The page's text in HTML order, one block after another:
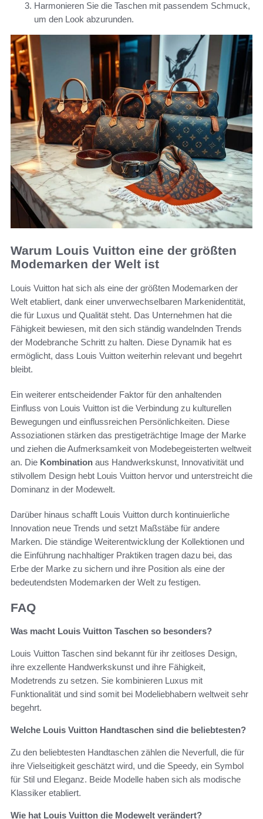
Harmonieren Sie die Taschen mit passendem Schmuck,
um den Look abzurunden.
Warum Louis Vuitton eine der größten
Modemarken der Welt ist
Louis Vuitton hat sich als eine der größten Modemarken der
Welt etabliert, dank einer unverwechselbaren Markenidentität,
die für Luxus und Qualität steht. Das Unternehmen hat die
Fähigkeit bewiesen, mit den sich ständig wandelnden Trends
der Modebranche Schritt zu halten. Diese Dynamik hat es
ermöglicht, dass Louis Vuitton weiterhin relevant und begehrt
bleibt.
Ein weiterer entscheidender Faktor für den anhaltenden
Einfluss von Louis Vuitton ist die Verbindung zu kulturellen
Bewegungen und einflussreichen Persönlichkeiten. Diese
Assoziationen stärken das prestigeträchtige Image der Marke
und ziehen die Aufmerksamkeit von Modebegeisterten weltweit
an. Die Kombination aus Handwerkskunst, Innovativität und
stilvollem Design hebt Louis Vuitton hervor und unterstreicht die
Dominanz in der Modewelt.
Darüber hinaus schafft Louis Vuitton durch kontinuierliche
Innovation neue Trends und setzt Maßstäbe für andere
Marken. Die ständige Weiterentwicklung der Kollektionen und
die Einführung nachhaltiger Praktiken tragen dazu bei, das
Erbe der Marke zu sichern und ihre Position als eine der
bedeutendsten Modemarken der Welt zu festigen.
FAQ
Was macht Louis Vuitton Taschen so besonders?
Louis Vuitton Taschen sind bekannt für ihr zeitloses Design,
ihre exzellente Handwerkskunst und ihre Fähigkeit,
Modetrends zu setzen. Sie kombinieren Luxus mit
Funktionalität und sind somit bei Modeliebhabern weltweit sehr
begehrt.
Welche Louis Vuitton Handtaschen sind die beliebtesten?
Zu den beliebtesten Handtaschen zählen die Neverfull, die für
ihre Vielseitigkeit geschätzt wird, und die Speedy, ein Symbol
für Stil und Eleganz. Beide Modelle haben sich als modische
Klassiker etabliert.
Wie hat Louis Vuitton die Modewelt verändert?